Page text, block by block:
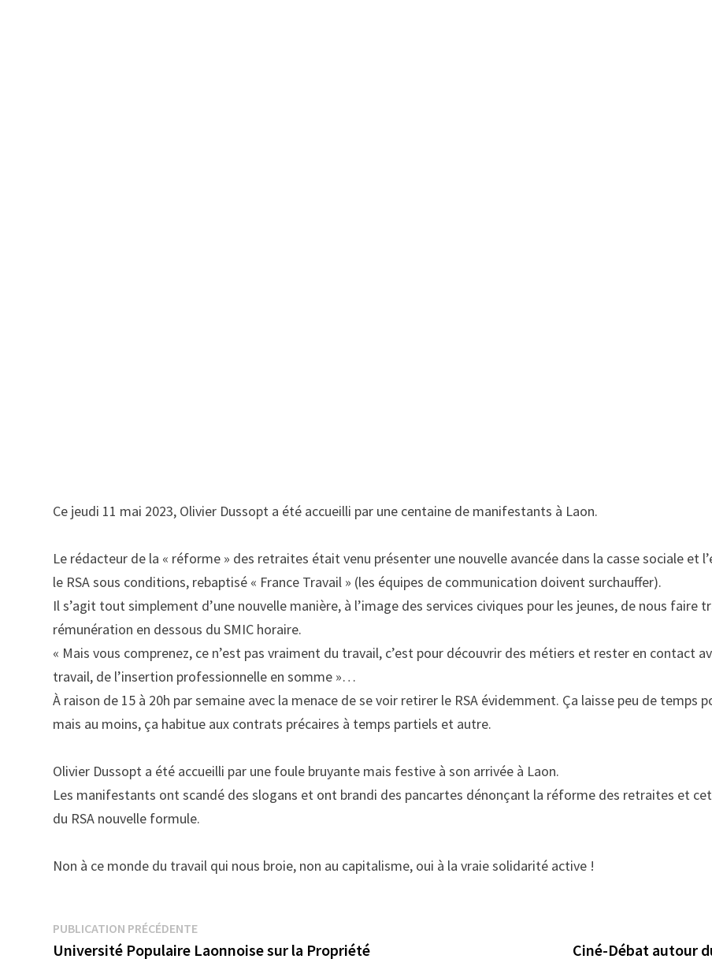
Ce jeudi 11 mai 2023, Olivier Dussopt a été accueilli par une centaine de manifestants à Laon.
Le rédacteur de la « réforme » des retraites était venu présenter une nouvelle avancée dans la casse sociale et
le RSA sous conditions, rebaptisé « France Travail » (les équipes de communication doivent surchauffer).
Il s’agit tout simplement d’une nouvelle manière, à l’image des services civiques pour les jeunes, de nous faire
rémunération en dessous du SMIC horaire.
« Mais vous comprenez, ce n’est pas vraiment du travail, c’est pour découvrir des métiers et rester en contact
travail, de l’insertion professionnelle en somme »…
À raison de 15 à 20h par semaine avec la menace de se voir retirer le RSA évidemment. Ça laisse peu de temps
mais au moins, ça habitue aux contrats précaires à temps partiels et autre.
Olivier Dussopt a été accueilli par une foule bruyante mais festive à son arrivée à Laon.
Les manifestants ont scandé des slogans et ont brandi des pancartes dénonçant la réforme des retraites et
du RSA nouvelle formule.
Non à ce monde du travail qui nous broie, non au capitalisme, oui à la vraie solidarité active !
Navigation
de
PUBLICATION PRÉCÉDENTEPublication
précédente :
Université Populaire Laonnoise sur la Propriété Ciné-Débat autour